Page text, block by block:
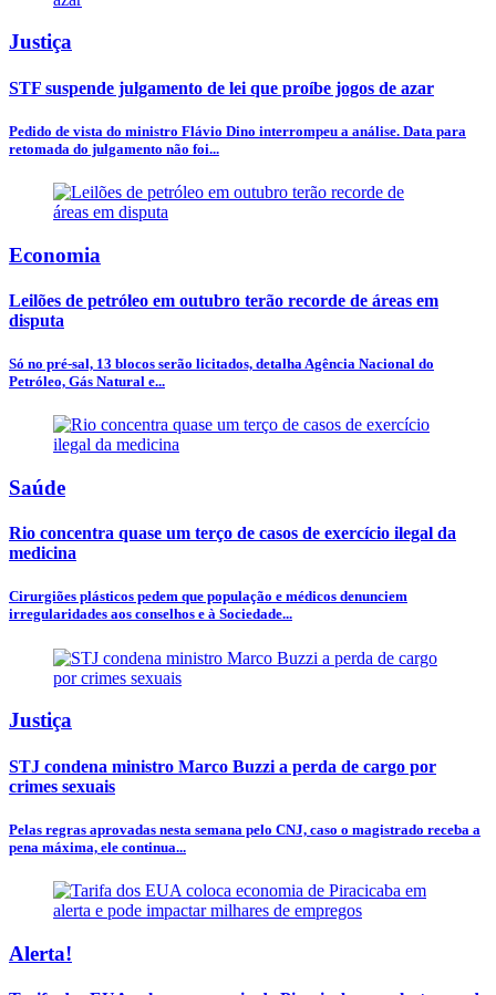
Justiça
STF suspende julgamento de lei que proíbe jogos de azar
Pedido de vista do ministro Flávio Dino interrompeu a análise. Data para
retomada do julgamento não foi...
Economia
Leilões de petróleo em outubro terão recorde de áreas em
disputa
Só no pré-sal, 13 blocos serão licitados, detalha Agência Nacional do
Petróleo, Gás Natural e...
Saúde
Rio concentra quase um terço de casos de exercício ilegal da
medicina
Cirurgiões plásticos pedem que população e médicos denunciem
irregularidades aos conselhos e à Sociedade...
Justiça
STJ condena ministro Marco Buzzi a perda de cargo por
crimes sexuais
Pelas regras aprovadas nesta semana pelo CNJ, caso o magistrado receba a
pena máxima, ele continua...
Alerta!